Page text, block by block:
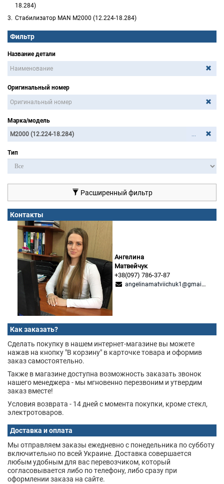
18.284)
Стабилизатор MAN M2000 (12.224-18.284)
Фильтр
Название детали
Оригинальный номер
Марка/модель
...
Тип
Расширенный фильтр
Контакты
Ангелина
Матвейчук
+38(097) 786-37-87
angelinamatviichuk1@gmail.com
Как заказать?
Сделать покупку в нашем интернет-магазине вы можете
нажав на кнопку "В корзину" в карточке товара и оформив
заказ самостоятельно.
Также в магазине доступна возможность заказать звонок
нашего менеджера - мы мгновенно перезвоним и утвердим
заказ вместе!
Условия возврата - 14 дней с момента покупки, кроме стекл,
электротоваров.
Доставка и оплата
Мы отправляем заказы ежедневно с понедельника по субботу
включительно по всей Украине. Доставка совершается
любым удобным для вас перевозчиком, который
согласовывается либо по телефону, либо сразу при
оформлении заказа на сайте.